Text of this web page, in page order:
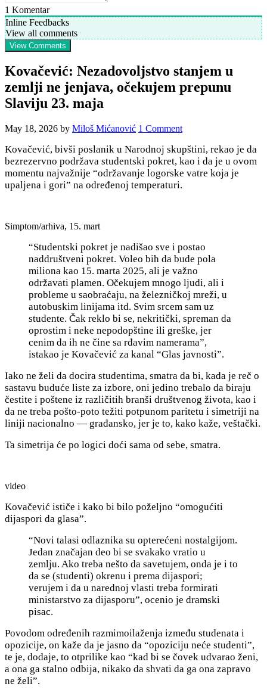
1 Komentar
Inline Feedbacks
View all comments
View Comments
Kovačević: Nezadovoljstvo stanjem u
zemlji ne jenjava, očekujem prepunu
Slaviju 23. maja
May 18, 2026 by Miloš Mićanović 1 Comment
Kovačević, bivši poslanik u Narodnoj skupštini, rekao je da
bezrezervno podržava studentski pokret, kao i da je u ovom
momentu najvažnije “održavanje logorske vatre koja je
upaljena i gori” na određenoj temperaturi.
Simptom/arhiva, 15. mart
“Studentski pokret je nadišao sve i postao
naddruštveni pokret. Voleo bih da bude pola
miliona kao 15. marta 2025, ali je važno
održavati plamen. Očekujem mnogo ljudi, ali i
probleme u saobraćaju, na železničkoj mreži, u
autobuskim linijama itd. Svim srcem sam uz
studente. Čak reklo bi se, nekritički, spreman da
oprostim i neke nepodopštine ili greške, jer
cenim da ih ne čine sa rđavim namerama”,
istakao je Kovačević za kanal “Glas javnosti”.
Iako ne želi da docira studentima, smatra da bi, kada je reč o
sastavu buduće liste za izbore, oni jedino trebalo da biraju
čestite i poštene iz različitih branši društvenog života, kao i
da ne treba pošto-poto težiti potpunom paritetu i simetriji na
liniji nacionalno — građansko, jer je to, kako kaže, veštački.
Ta simetrija će po logici doći sama od sebe, smatra.
video
Kovačević ističe i kako bi bilo poželjno “omogućiti
dijaspori da glasa”.
“Novi talasi odlaznika su opterećeni nostalgijom.
Jedan značajan deo bi se svakako vratio u
zemlju. Ako treba nešto da savetujem, onda je i to
da se (studenti) okrenu i prema dijaspori;
verujem i da u narednoj vlasti treba formirati
ministarstvo za dijasporu”, ocenio je dramski
pisac.
Povodom određenih razmimoilaženja između studenata i
opozicije, on kaže da je jasno da “opoziciju neće studenti”,
te je, dodaje, to otprilike kao “kad bi se čovek udvarao ženi,
a ona ga stalno odbija, nikako da shvati da ga ona zapravo
ne želi”.